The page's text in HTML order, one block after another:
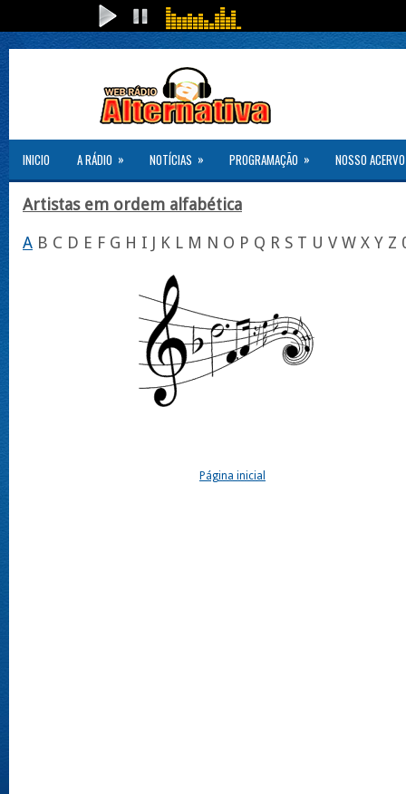
INICIO A RÁDIO » NOTÍCIAS » PROGRAMAÇÃO » NOSSO ACERVO
Artistas em ordem alfabética
A B C D E F G H I J K L M N O P Q R S T U V W X Y Z
Página inicial